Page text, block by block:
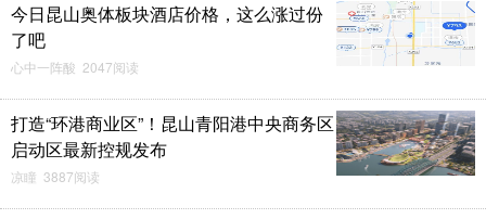
今日昆山奥体板块酒店价格，这么涨过份
了吧
心中一阵酸 2047阅读
打造“环港商业区”！昆山青阳港中央商务区
启动区最新控规发布
凉瞳 3887阅读